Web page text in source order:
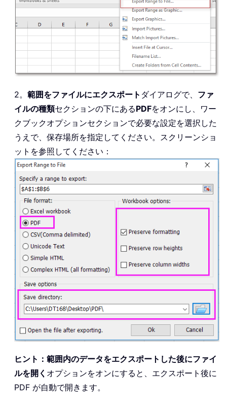
2。 範囲をファイルにエクスポート ダイアログで、 ファ
イルの種類セクションの下にあるPDFをオンにし、ワー
クブックオプションセクションで必要な設定を選択した
うえで、保存場所を指定してください。スクリーンショ
ットを参照してください：
ヒント： 範囲内のデータをエクスポートした後にファイ
ルを開く オプションをオンにすると、エクスポート後に
PDF が自動で開きます。